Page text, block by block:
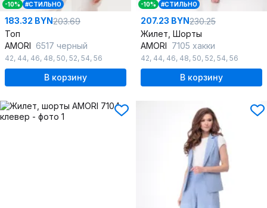
-10% #СТИЛЬНО
183.32 BYN203.69
Топ
AMORI 6517 черный
42, 44, 46, 48, 50, 52, 54, 56
В корзину
-10% #СТИЛЬНО
207.23 BYN230.25
Жилет, Шорты
AMORI 7105 хакки
42, 44, 46, 48, 50, 52, 54, 56
В корзину